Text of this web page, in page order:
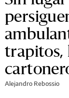
trapitos,
Alejandro Rebossio